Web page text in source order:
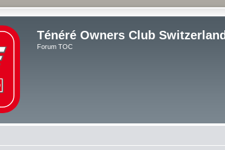
Ténéré Owners Club Switzerland
Forum TOC